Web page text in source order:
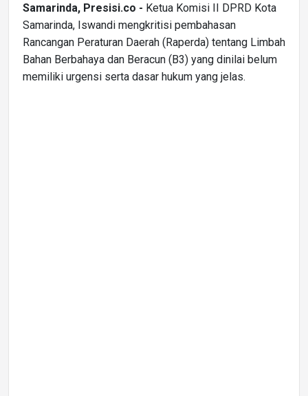
Samarinda, Presisi.co - Ketua Komisi II DPRD Kota
Samarinda, Iswandi mengkritisi pembahasan
Rancangan Peraturan Daerah (Raperda) tentang Limbah
Bahan Berbahaya dan Beracun (B3) yang dinilai belum
memiliki urgensi serta dasar hukum yang jelas.